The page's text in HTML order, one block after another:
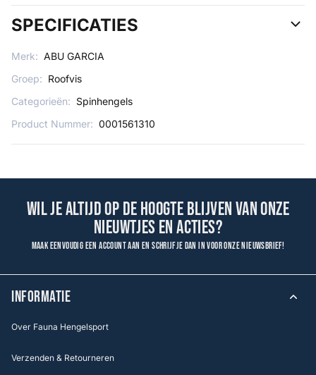
SPECIFICATIES
Merk: ABU GARCIA
Groep: Roofvis
Categorieën: Spinhengels
Product Nummer: 0001561310
Wil je altijd op de hoogte blijven van onze
nieuwtjes en acties?
Maak eenvoudig een account aan en schrijf je dan in voor onze nieuwsbrief!
INFORMATIE
Over Fauna Hengelsport
Verzenden & Retourneren